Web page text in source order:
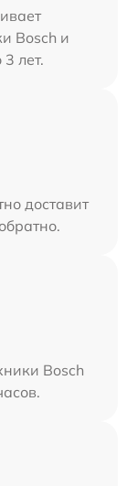
Bosch и
лет.
доставит
Bosch